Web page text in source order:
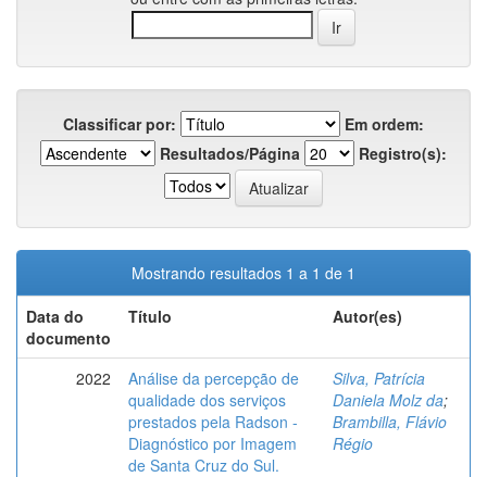
Classificar por:
Em ordem:
Resultados/Página
Registro(s):
Mostrando resultados 1 a 1 de 1
Data do
documento
Título Autor(es)
2022
Análise da percepção de
qualidade dos serviços
prestados pela Radson -
Diagnóstico por Imagem
de Santa Cruz do Sul.
Silva, Patrícia
Daniela Molz da;
Brambilla, Flávio
Régio